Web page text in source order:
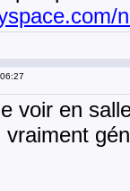
voir en